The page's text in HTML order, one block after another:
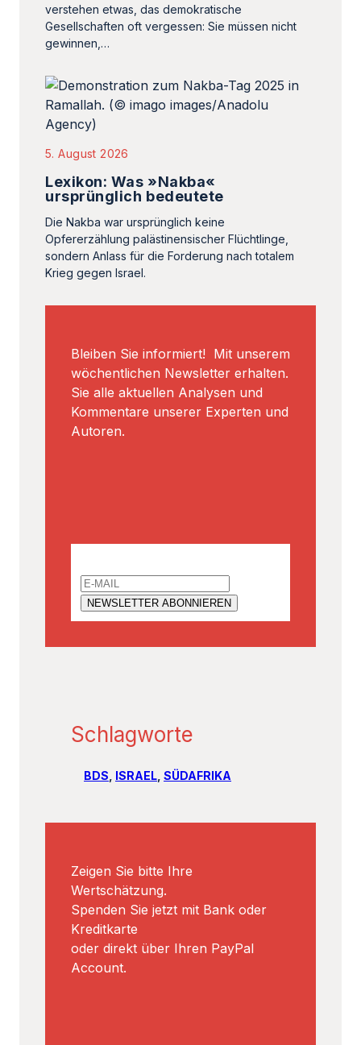
verstehen etwas, das demokratische
Gesellschaften oft vergessen: Sie müssen nicht
gewinnen,…
5. August 2026
Lexikon: Was »Nakba«
ursprünglich bedeutete
Die Nakba war ursprünglich keine
Opfererzählung palästinensischer Flüchtlinge,
sondern Anlass für die Forderung nach totalem
Krieg gegen Israel.
Bleiben Sie informiert! Mit unserem
wöchentlichen Newsletter erhalten.
Sie alle aktuellen Analysen und
Kommentare unserer Experten und
Autoren.
Schlagworte
BDS ISRAEL SÜDAFRIKA
Zeigen Sie bitte Ihre
Wertschätzung.
Spenden Sie jetzt mit Bank oder
Kreditkarte
oder direkt über Ihren PayPal
Account.